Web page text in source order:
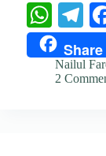
W
ha
ts
A
le
gr
a
Share
Nailul
2